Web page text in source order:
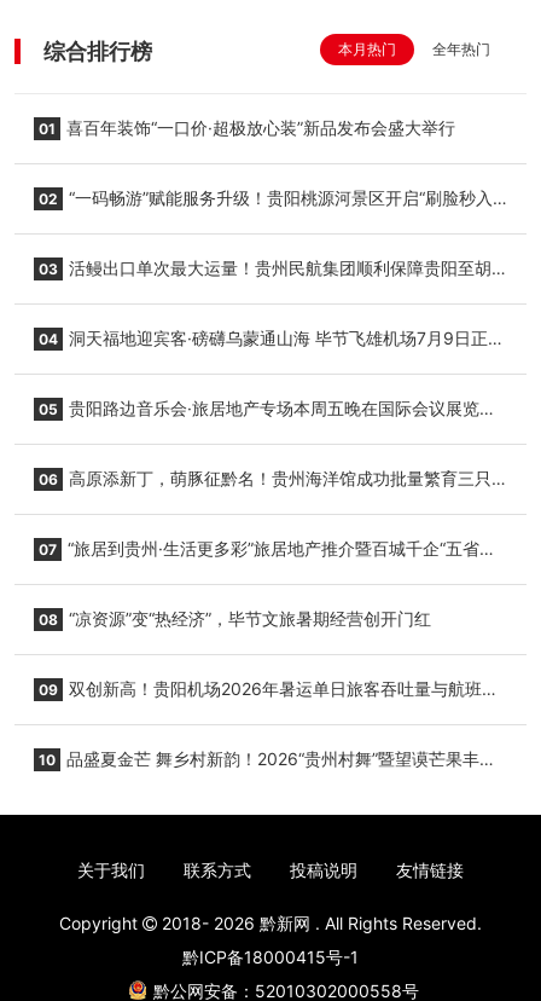
综合排行榜 本月热门 全年热门
01 喜百年装饰“一口价·超极放心装”新品发布会盛大举行
02 “一码畅游”赋能服务升级！贵阳桃源河景区开启“刷脸秒入
03 活鳗出口单次最大运量！贵州民航集团顺利保障贵阳至胡
04 洞天福地迎宾客·磅礴乌蒙通山海 毕节飞雄机场7月9日正式
05 贵阳路边音乐会·旅居地产专场本周五晚在国际会议展览中
06 高原添新丁，萌豚征黔名！贵州海洋馆成功批量繁育三只
07 “旅居到贵州·生活更多彩”旅居地产推介暨百城千企“五省
08 “凉资源”变“热经济”，毕节文旅暑期经营创开门红
09 双创新高！贵阳机场2026年暑运单日旅客吞吐量与航班起
10 品盛夏金芒 舞乡村新韵！2026“贵州村舞”暨望谟芒果丰收
关于我们 联系方式 投稿说明 友情链接
Copyright 2018- 2026 黔新网 . All Rights Reserved.
黔ICP备18000415号-1
黔公网安备：52010302000558号